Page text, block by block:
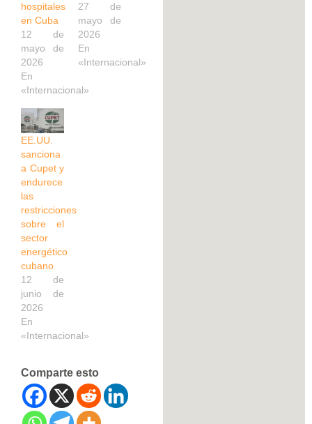
hospitales
en Cuba
12 de
mayo de
2026
En
«Internacional»
27 de
mayo de
2026
En
«Internacional»
EE.UU.
sanciona
a Cupet y
endurece
las
restricciones
sobre el
sector
energético
cubano
12 de
junio de
2026
En
«Internacional»
Comparte esto